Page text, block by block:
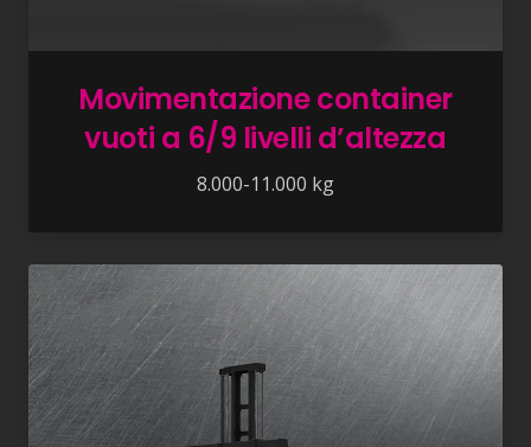
Movimentazione container
vuoti a 6/9 livelli d’altezza
8.000-11.000 kg